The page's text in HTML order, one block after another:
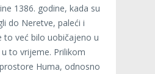
1386. godine, kada su
do Neretve, paleći i
to već bilo uobičajeno u
to vrijeme. Prilikom
Huma, odnosno